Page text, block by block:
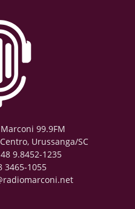
99.9FM
Urussanga/SC
9.8452-1235
3465-1055